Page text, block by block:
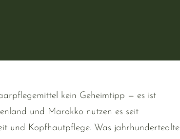
kein Geheimtipp — es ist
und Marokko nutzen es seit
und Kopfhautpflege. Was jahrhundertealte